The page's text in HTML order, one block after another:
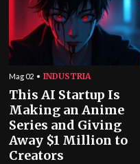
Mag 02 INDUSTRIA
This AI Startup Is
Making an Anime
Series and Giving
Away $1 Million to
Creators